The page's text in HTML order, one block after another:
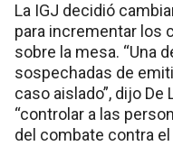
La IGJ decidió
para incrementar los
sobre la mesa. “Una
sospechadas de
caso aislado”, dijo De
“controlar a las
del combate contra el